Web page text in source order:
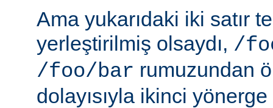
Ama yukarıdaki iki satır
yerleştirilmiş olsaydı, /
/foo/bar rumuzundan
dolayısıyla ikinci yönerge